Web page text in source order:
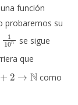
función
probaremos su
se sigue
que
2→
como